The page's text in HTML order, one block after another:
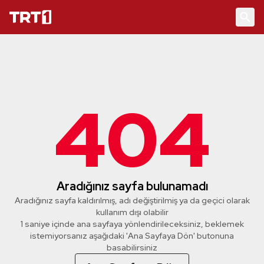
404
Aradığınız sayfa bulunamadı
Aradığınız sayfa kaldırılmış, adı değiştirilmiş ya da geçici olarak
kullanım dışı olabilir
1 saniye içinde ana sayfaya yönlendirileceksiniz, beklemek
istemiyorsanız aşağıdaki 'Ana Sayfaya Dön' butonuna
basabilirsiniz